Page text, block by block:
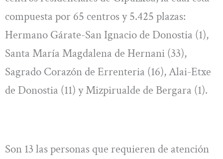
compuesta por 65 centros y 5.425 plazas:
Hermano Gárate-San Ignacio de Donostia (1),
Santa María Magdalena de Hernani (33),
Sagrado Corazón de Errenteria (16), Alai-Etxe
de Donostia (11) y Mizpirualde de Bergara (1).
Son 13 las personas que requieren de atención